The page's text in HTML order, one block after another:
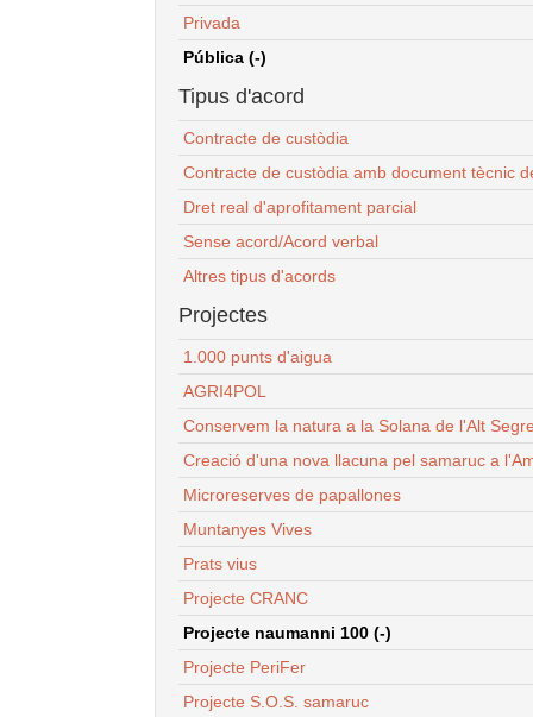
Privada
Pública (-)
Tipus d'acord
Contracte de custòdia
Contracte de custòdia amb document tècnic
Dret real d'aprofitament parcial
Sense acord/Acord verbal
Altres tipus d'acords
Projectes
1.000 punts d'aigua
AGRI4POL
Conservem la natura a la Solana de l'Alt
Creació d'una nova llacuna pel samaruc a
Microreserves de papallones
Muntanyes Vives
Prats vius
Projecte CRANC
Projecte naumanni 100 (-)
Projecte PeriFer
Projecte S.O.S. samaruc